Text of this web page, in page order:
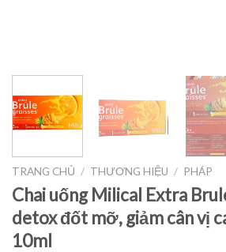
TRANG CHỦ / THƯƠNG HIỆU / PHÁP
Chai uống Milical Extra
detox đốt mỡ, giảm cân vị
10ml